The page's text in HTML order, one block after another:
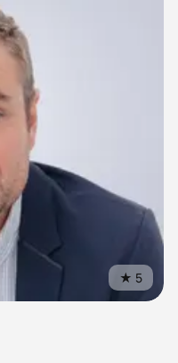
★ 5